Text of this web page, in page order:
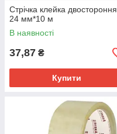
Стрічка клейка двостороння,
24 мм*10 м
В наявності
37,87 ₴
Купити